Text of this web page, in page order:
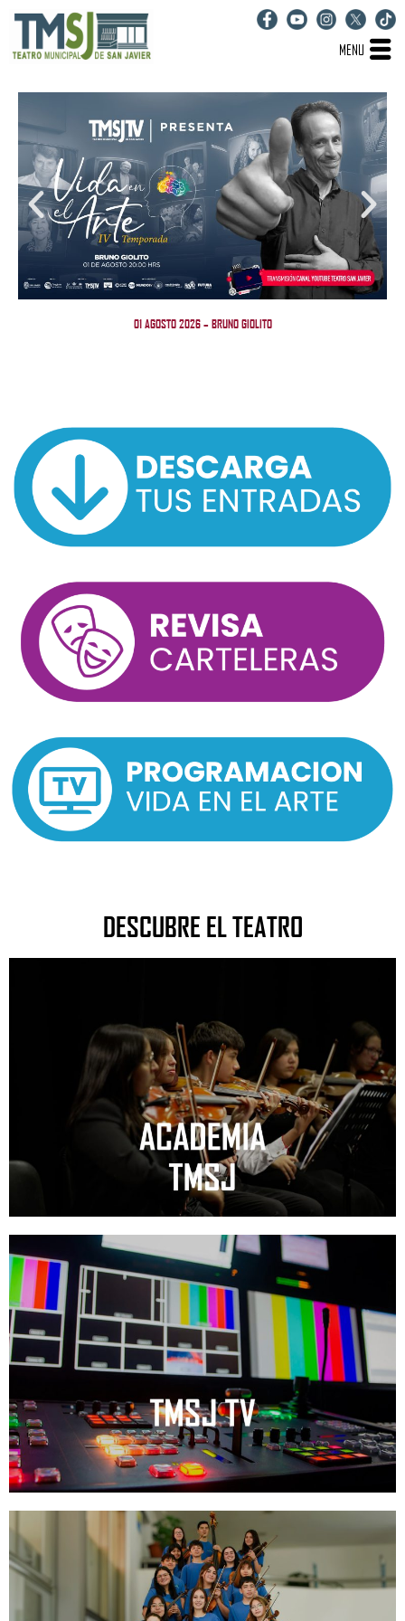
MENU
01 AGOSTO 2026 – BRUNO GIOLITO
DESCUBRE EL TEATRO